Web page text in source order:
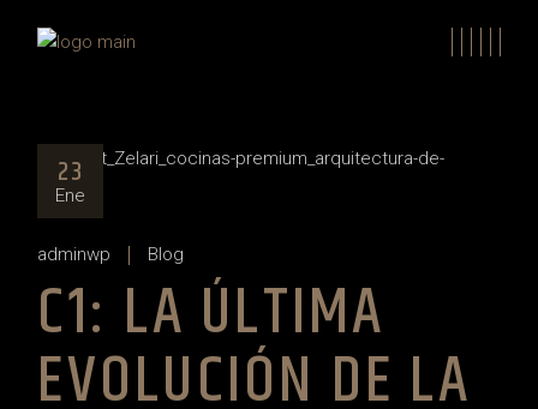
23
Ene
adminwp Blog
C1: LA ÚLTIMA
EVOLUCIÓN DE LA